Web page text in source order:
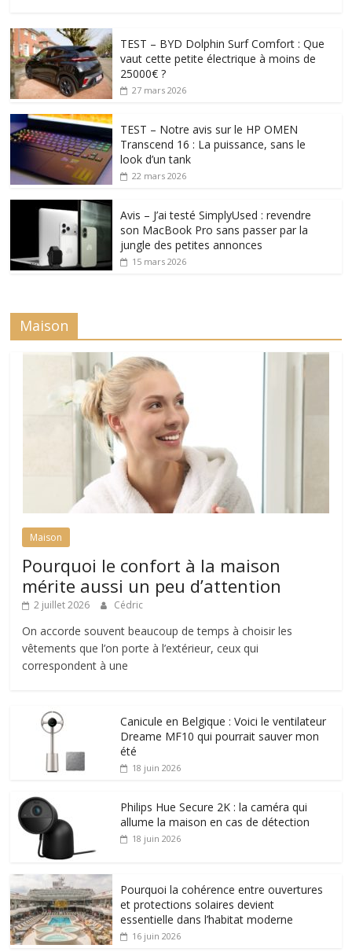
TEST – BYD Dolphin Surf Comfort : Que
vaut cette petite électrique à moins de
25000€ ?
27 mars 2026
TEST – Notre avis sur le HP OMEN
Transcend 16 : La puissance, sans le
look d’un tank
22 mars 2026
Avis – J’ai testé SimplyUsed : revendre
son MacBook Pro sans passer par la
jungle des petites annonces
15 mars 2026
Maison
Maison
Pourquoi le confort à la maison
mérite aussi un peu d’attention
2 juillet 2026 Cédric
On accorde souvent beaucoup de temps à choisir les
vêtements que l’on porte à l’extérieur, ceux qui
correspondent à une
Canicule en Belgique : Voici le ventilateur
Dreame MF10 qui pourrait sauver mon
été
18 juin 2026
Philips Hue Secure 2K : la caméra qui
allume la maison en cas de détection
18 juin 2026
Pourquoi la cohérence entre ouvertures
et protections solaires devient
essentielle dans l’habitat moderne
16 juin 2026